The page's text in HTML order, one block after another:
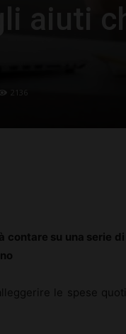
aiuti
2136
contare su una serie
le spese